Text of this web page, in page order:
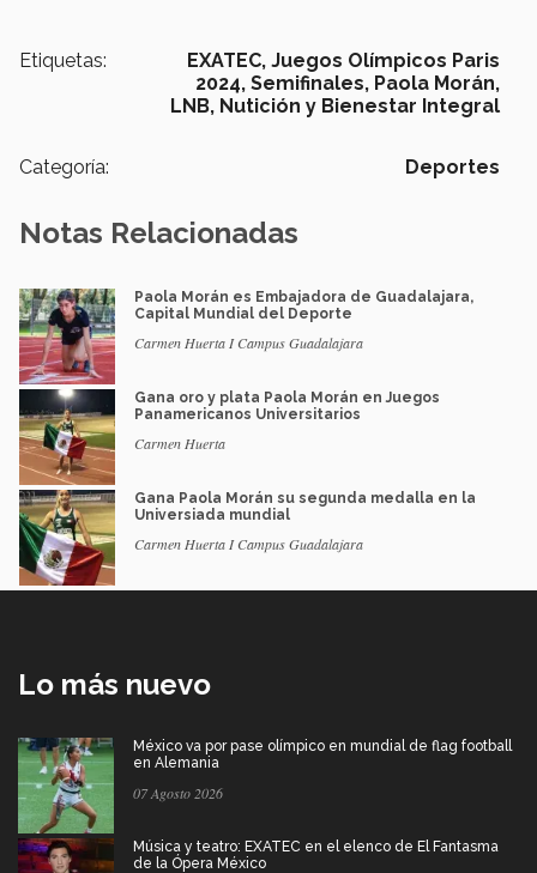
Etiquetas: EXATEC, Juegos Olímpicos Paris
2024, Semifinales, Paola Morán,
LNB, Nutición y Bienestar Integral
Categoría: Deportes
Notas Relacionadas
Paola Morán es Embajadora de Guadalajara,
Capital Mundial del Deporte
Carmen Huerta I Campus Guadalajara
Gana oro y plata Paola Morán en Juegos
Panamericanos Universitarios
Carmen Huerta
Gana Paola Morán su segunda medalla en la
Universiada mundial
Carmen Huerta I Campus Guadalajara
Lo más nuevo
México va por pase olímpico en mundial de flag football
en Alemania
07 Agosto 2026
Música y teatro: EXATEC en el elenco de El Fantasma
de la Ópera México